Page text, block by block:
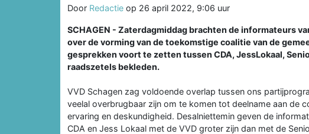
Door Redactie op 26 april 2022, 9:06 uur
SCHAGEN - Zaterdagmiddag brachten de informateurs
over de vorming van de toekomstige coalitie van de
gesprekken voort te zetten tussen CDA, JessLokaal,
raadszetels bekleden.
VVD Schagen zag voldoende overlap tussen ons
veelal overbrugbaar zijn om te komen tot deelname aan de
ervaring en deskundigheid. Desalniettemin geven de
CDA en Jess Lokaal met de VVD groter zijn dan met de